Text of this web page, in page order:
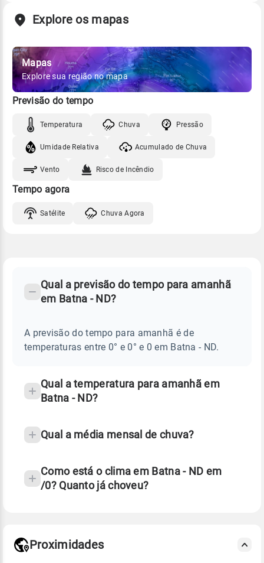
Explore os mapas
Mapas
Explore sua região no mapa
Previsão do tempo
Temperatura Chuva Pressão
Umidade Relativa Acumulado de Chuva
Vento Risco de Incêndio
Tempo agora
Satélite Chuva Agora
Perguntas
sobre
chuva
temperatura
Qual a previsão do tempo para amanhã
em Batna - ND?
A previsão do tempo para amanhã é de
temperaturas entre 0° e 0° e 0 em Batna - ND.
Qual a temperatura para amanhã em
Batna - ND?
Qual a média mensal de chuva?
Como está o clima em Batna - ND em
/0? Quanto já choveu?
Fonte: dados combinados de estações
Proximidades